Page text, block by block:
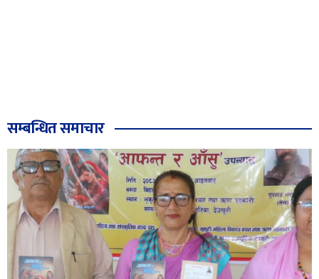
सम्बन्धित समाचार